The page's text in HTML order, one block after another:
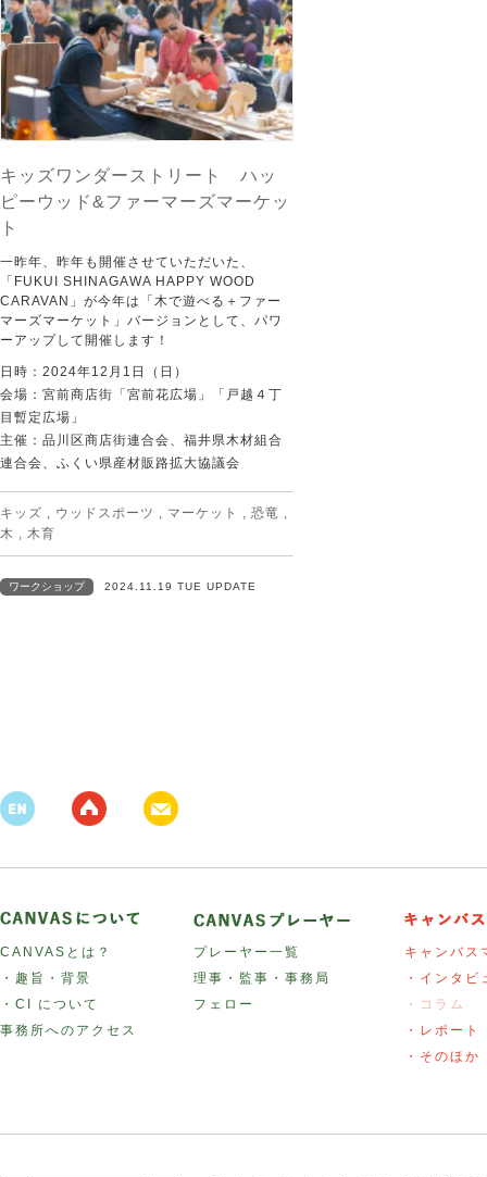
キッズワンダーストリート ハッ
ピーウッド&ファーマーズマーケッ
ト
一昨年、昨年も開催させていただいた、
「FUKUI SHINAGAWA HAPPY WOOD
CARAVAN」が今年は「木で遊べる＋ファー
マーズマーケット」バージョンとして、パワ
ーアップして開催します！
日時：2024年12月1日（日）
会場：宮前商店街「宮前花広場」「戸越４丁
目暫定広場」
主催：品川区商店街連合会、福井県木材組合
連合会、ふくい県産材販路拡大協議会
キッズ , ウッドスポーツ , マーケット , 恐竜 ,
木 , 木育
ワークショップ 2024.11.19 TUE UPDATE
CANVASとは？
・趣旨・背景
・CI について
事務所へのアクセス
プレーヤー一覧
理事・監事・事務局
フェロー
キャンバス
・インタビ
・コラム
・レポート
・そのほか